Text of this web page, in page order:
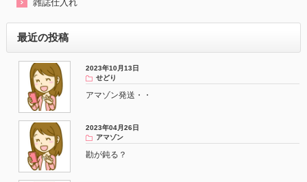
雑誌仕入れ
最近の投稿
2023年10月13日
せどり
アマゾン発送・・
2023年04月26日
アマゾン
勘が鈍る？